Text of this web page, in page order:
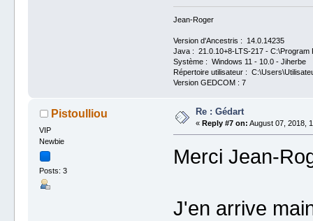
Jean-Roger
Version d'Ancestris : 14.0.14235
Java : 21.0.10+8-LTS-217 - C:\Program
Système : Windows 11 - 10.0 - Jiherbe
Répertoire utilisateur :
Version GEDCOM : 7
Pistoulliou
VIP
Newbie
Posts: 3
Re : Gédart
« Reply #7 on: August 07, 2018,
Merci Jean-
J'en arrive